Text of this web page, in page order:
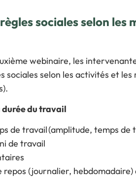
sociales selon les
webinaire, les
sociales selon les activités et
durée du travail
de travail (amplitude, temps
de travail
repos (journalier,